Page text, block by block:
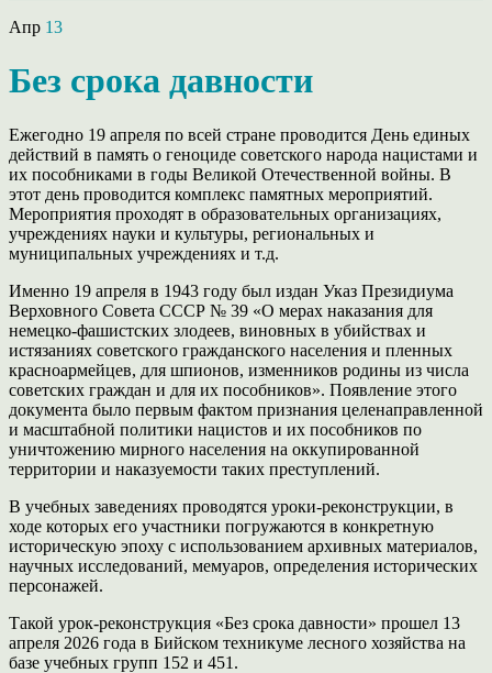
Апр 13
Без срока давности
Ежегодно 19 апреля по всей стране проводится День единых
действий в память о геноциде советского народа нацистами и
их пособниками в годы Великой Отечественной войны. В
этот день проводится комплекс памятных мероприятий.
Мероприятия проходят в образовательных организациях,
учреждениях науки и культуры, региональных и
муниципальных учреждениях и т.д.
Именно 19 апреля в 1943 году был издан Указ Президиума
Верховного Совета СССР № 39 «О мерах наказания для
немецко-фашистских злодеев, виновных в убийствах и
истязаниях советского гражданского населения и пленных
красноармейцев, для шпионов, изменников родины из числа
советских граждан и для их пособников». Появление этого
документа было первым фактом признания целенаправленной
и масштабной политики нацистов и их пособников по
уничтожению мирного населения на оккупированной
территории и наказуемости таких преступлений.
В учебных заведениях проводятся уроки-реконструкции, в
ходе которых его участники погружаются в конкретную
историческую эпоху с использованием архивных материалов,
научных исследований, мемуаров, определения исторических
персонажей.
Такой урок-реконструкция «Без срока давности» прошел 13
апреля 2026 года в Бийском техникуме лесного хозяйства на
базе учебных групп 152 и 451.